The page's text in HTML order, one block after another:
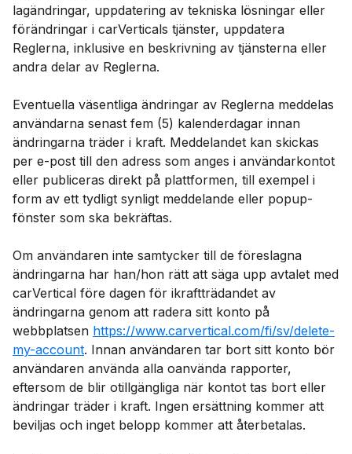
lagändringar, uppdatering av tekniska lösningar eller
förändringar i carVerticals tjänster, uppdatera
Reglerna, inklusive en beskrivning av tjänsterna eller
andra delar av Reglerna.
Eventuella väsentliga ändringar av Reglerna meddelas
användarna senast fem (5) kalenderdagar innan
ändringarna träder i kraft. Meddelandet kan skickas
per e-post till den adress som anges i användarkontot
eller publiceras direkt på plattformen, till exempel i
form av ett tydligt synligt meddelande eller popup-
fönster som ska bekräftas.
Om användaren inte samtycker till de föreslagna
ändringarna har han/hon rätt att säga upp avtalet med
carVertical före dagen för ikraftträdandet av
ändringarna genom att radera sitt konto på
webbplatsen https://www.carvertical.com/fi/sv/delete-
my-account. Innan användaren tar bort sitt konto bör
användaren använda alla oanvända rapporter,
eftersom de blir otillgängliga när kontot tas bort eller
ändringar träder i kraft. Ingen ersättning kommer att
beviljas och inget belopp kommer att återbetalas.